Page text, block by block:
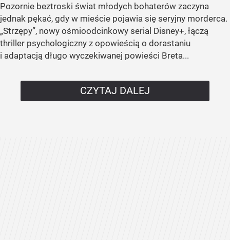
Pozornie beztroski świat młodych bohaterów zaczyna
jednak pękać, gdy w mieście pojawia się seryjny morderca.
„Strzępy”, nowy ośmioodcinkowy serial Disney+, łączą
thriller psychologiczny z opowieścią o dorastaniu
i adaptacją długo wyczekiwanej powieści Breta...
CZYTAJ DALEJ